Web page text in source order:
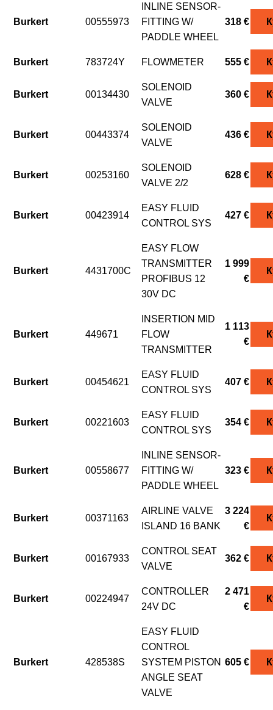
Burkert 00555973
INLINE SENSOR-
FITTING W/
PADDLE WHEEL
318 €
Burkert 783724Y FLOWMETER 555 €
Burkert 00134430
SOLENOID
VALVE
360 €
Burkert 00443374
SOLENOID
VALVE
436 €
Burkert 00253160
SOLENOID
VALVE 2/2
628 €
Burkert 00423914
EASY FLUID
CONTROL SYS
427 €
Burkert 4431700C
EASY FLOW
TRANSMITTER
PROFIBUS 12
30V DC
1 999
€
Burkert 449671
INSERTION MID
FLOW
TRANSMITTER
1 113
€
Burkert 00454621
EASY FLUID
CONTROL SYS
407 €
Burkert 00221603
EASY FLUID
CONTROL SYS
354 €
Burkert 00558677
INLINE SENSOR-
FITTING W/
PADDLE WHEEL
323 €
Burkert 00371163
AIRLINE VALVE
ISLAND 16 BANK
3 224
€
Burkert 00167933
CONTROL SEAT
VALVE
362 €
Burkert 00224947
CONTROLLER
24V DC
2 471
€
Burkert 428538S
EASY FLUID
CONTROL
SYSTEM PISTON
ANGLE SEAT
VALVE
605 €